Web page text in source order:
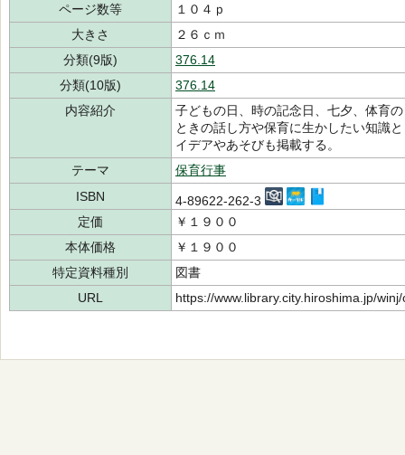
ページ数等
１０４ｐ
大きさ
２６ｃｍ
分類(9版)
376.14
分類(10版)
376.14
内容紹介
子どもの日、時の記念日、七夕、体育
ときの話し方や保育に生かしたい知識
イデアやあそびも掲載する。
テーマ
保育行事
ISBN
4-89622-262-3
定価
￥１９００
本体価格
￥１９００
特定資料種別
図書
URL
https://www.library.city.hiroshima.jp/